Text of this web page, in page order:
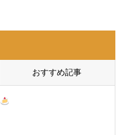
おすすめ記事